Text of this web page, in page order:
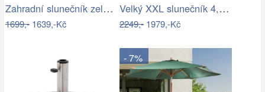
Zahradní slunečník zelený kruhový…
1699,-1639,-Kč
Velký XXL slunečník 4,5 m - antracit,…
2249,-1979,-Kč
- 7%